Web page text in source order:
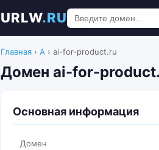
URLW.RU
Главная › A › ai-for-product.ru
Домен ai-for-
Основная информация
Домен